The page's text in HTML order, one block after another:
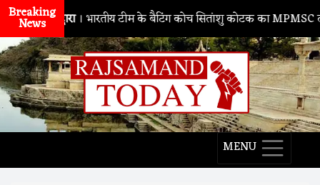
Breaking
News
नाथद्वारा। भारतीय टीम के बैटिंग कोच सितांशु कोटक का MPMSC दौरा,
MENU